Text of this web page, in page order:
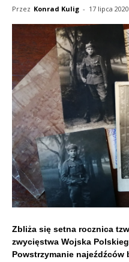
Przez Konrad Kulig - 17 lipca 2020
Zbliża się setna rocznica
zwycięstwa Wojska
Powstrzymanie najeźdźców